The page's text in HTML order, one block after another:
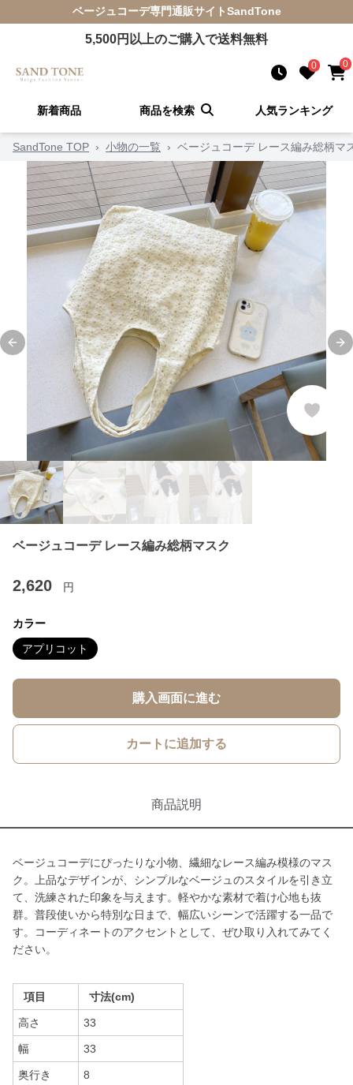
ベージュコーデ専門通販サイトSandTone
5,500円以上のご購入で送料無料
0 0
新着商品 商品を検索 人気ランキング
SandTone TOP › 小物の一覧 › ベージュコーデ レース編み総柄マ
Previous slide
ベージュコーデ レース編み総柄マスク
2,620 円
カラー
アプリコット
購入画面に進む
カートに追加する
商品説明
ベージュコーデにぴったりな小物、繊細なレース編み模様のマス
ク。上品なデザインが、シンプルなベージュのスタイルを引き立
て、洗練された印象を与えます。軽やかな素材で着け心地も抜
群。普段使いから特別な日まで、幅広いシーンで活躍する一品で
す。コーディネートのアクセントとして、ぜひ取り入れてみてく
ださい。
項目 寸法(cm)
高さ 33
幅 33
奥行き 8